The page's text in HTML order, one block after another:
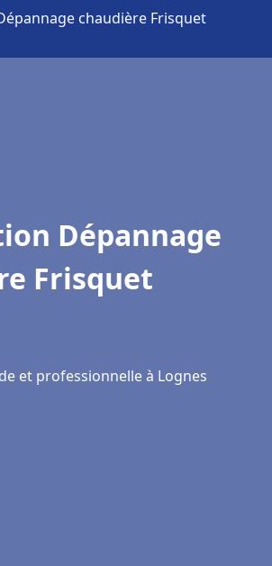
chaudière Frisquet
Dépannage
Frisquet
et professionnelle à Lognes